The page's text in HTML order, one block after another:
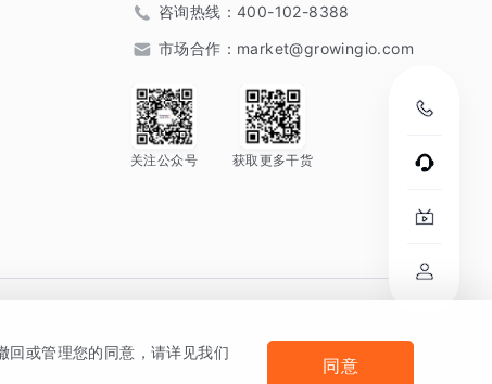
咨询热线： 400-102-8388
市场合作： market@growingio.com
关注公众号 获取更多干货
法律声明及隐私条款
或管理您的同意，请详见我们
同意